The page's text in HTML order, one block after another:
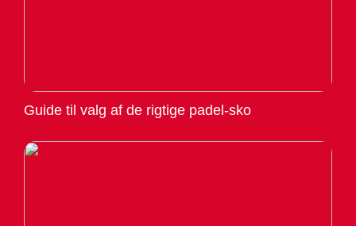
Guide til valg af de rigtige padel-sko